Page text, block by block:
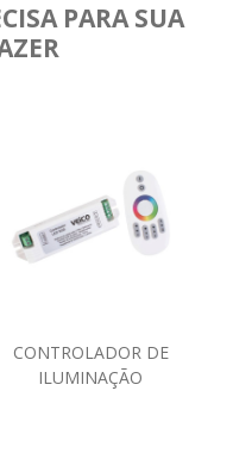
PARA SUA
CONTROLADOR DE
ILUMINAÇÃO